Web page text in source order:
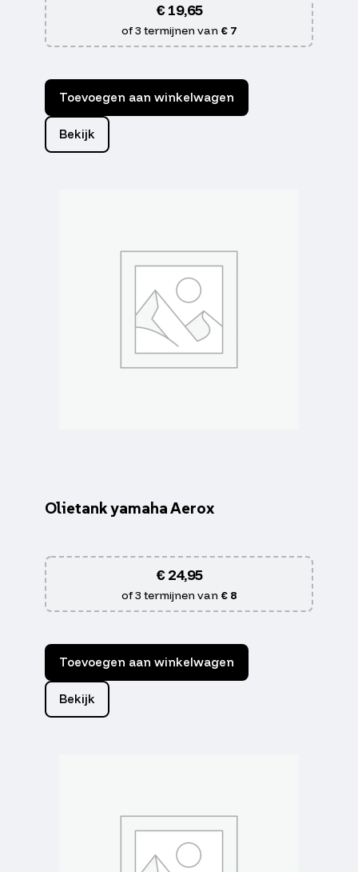
€19,65
of 3 termijnen van € 7
Toevoegen aan winkelwagen
Bekijk
Olietank yamaha Aerox
€24,95
of 3 termijnen van € 8
Toevoegen aan winkelwagen
Bekijk